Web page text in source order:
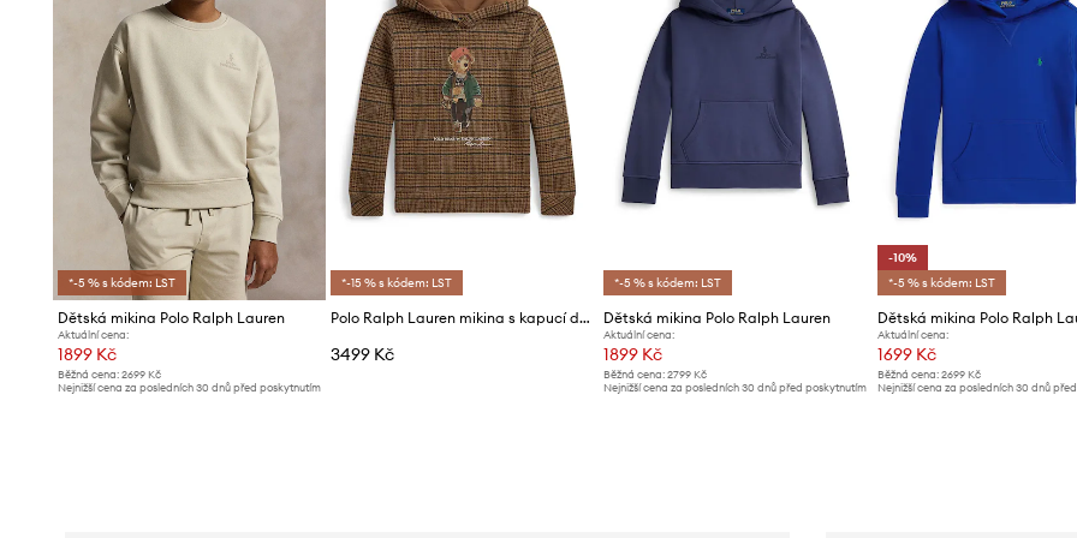
*-5 % s kódem: LST
Dětská mikina Polo Ralph Lauren
Aktuální cena:
1899 Kč
Běžná cena: 2699 Kč
Nejnižší cena za posledních 30 dnů před poskytnutím
*-15 % s kódem: LST
Polo Ralph Lauren mikina s kapucí dětská s bavlnou
3499 Kč
*-5 % s kódem: LST
Dětská mikina Polo Ralph Lauren
Aktuální cena:
1899 Kč
Běžná cena: 2799 Kč
Nejnižší cena za posledních 30 dnů před poskytnutím
-10%
*-5 % s kódem: LST
Dětská mikina Polo Ralph
Aktuální cena:
1699 Kč
Běžná cena: 2699 Kč
Nejnižší cena za posledních 30 dnů